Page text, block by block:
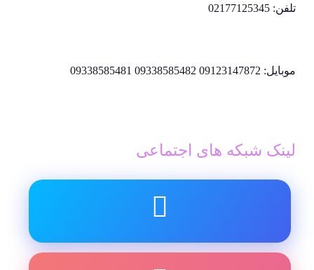
تلفن: 02177125345
موبایل: 09123147872 09338585482 09338585481
لینک شبکه های اجتماعی